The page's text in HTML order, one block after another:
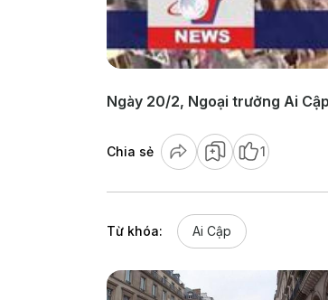
Ngày 20/2, Ngoại trưởng Ai
Chia sẻ 1
Từ khóa: Ai Cập